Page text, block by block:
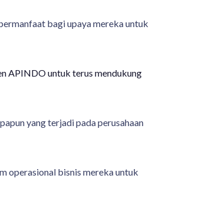
bagi upaya mereka untuk
APINDO untuk terus mendukung
yang terjadi pada perusahaan
operasional bisnis mereka untuk